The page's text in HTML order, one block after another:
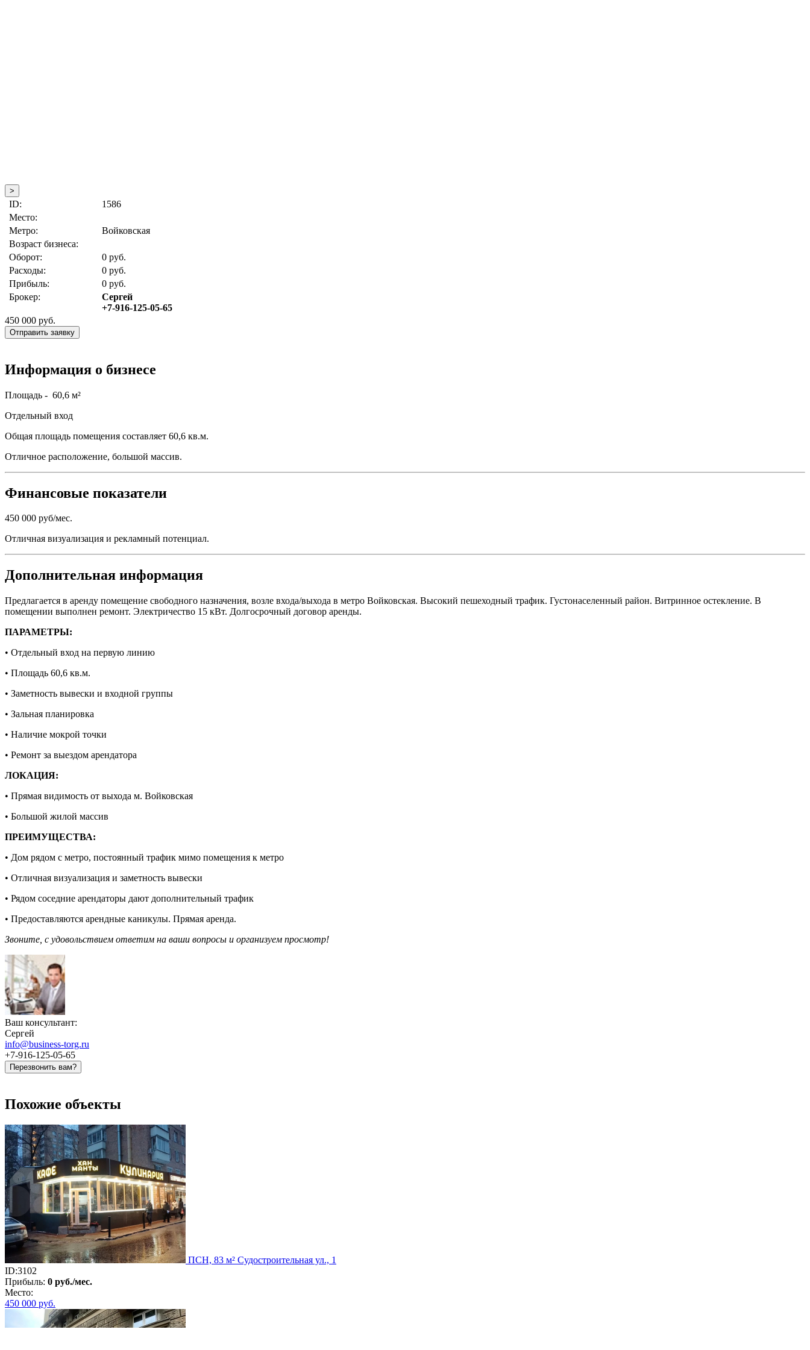
>
ID:
1586
Место:
Метро:
Войковская
Возраст бизнеса:
Оборот:
0 руб.
Расходы:
0 руб.
Прибыль:
0 руб.
Брокер:
Сергей
+7-916-125-05-65
450 000 руб.
Отправить заявку
Информация о бизнесе
Площадь - 60,6 м²
Отдельный вход
Общая площадь помещения составляет 60,6 кв.м.
Отличное расположение, большой массив.
Финансовые показатели
450 000 руб/мес.
Отличная визуализация и рекламный потенциал.
Дополнительная информация
Предлагается в аренду помещение свободного назначения, возле входа/выхода в метро Войковская. Высокий пешеходный трафик. Густонаселенный район. Витринное остекление. В
помещении выполнен ремонт. Электричество 15 кВт. Долгосрочный договор аренды.
ПАРАМЕТРЫ:
• Отдельный вход на первую линию
• Площадь 60,6 кв.м.
• Заметность вывески и входной группы
• Зальная планировка
• Наличие мокрой точки
• Ремонт за выездом арендатора
ЛОКАЦИЯ:
• Прямая видимость от выхода м. Войковская
• Большой жилой массив
ПРЕИМУЩЕСТВА:
• Дом рядом с метро, постоянный трафик мимо помещения к метро
• Отличная визуализация и заметность вывески
• Рядом соседние арендаторы дают дополнительный трафик
• Предоставляются арендные каникулы. Прямая аренда.
Звоните, с удовольствием ответим на ваши вопросы и организуем просмотр!
Ваш консультант:
Сергей
info@business-torg.ru
+7-916-125-05-65
Перезвонить вам?
Похожие объекты
ПСН, 83 м² Судостроительная ул., 1
ID:3102
Прибыль: 0 руб./мес.
Место:
450 000 руб.